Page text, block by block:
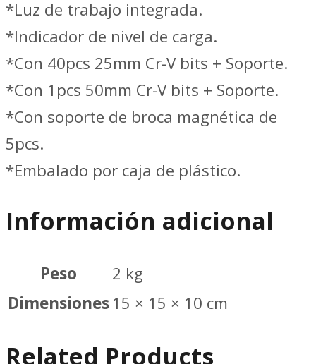
*Luz de trabajo integrada.
*Indicador de nivel de carga.
*Con 40pcs 25mm Cr-V bits + Soporte.
*Con 1pcs 50mm Cr-V bits + Soporte.
*Con soporte de broca magnética de
5pcs.
*Embalado por caja de plástico.
Información adicional
Peso
2 kg
Dimensiones15 × 15 × 10 cm
Related Products